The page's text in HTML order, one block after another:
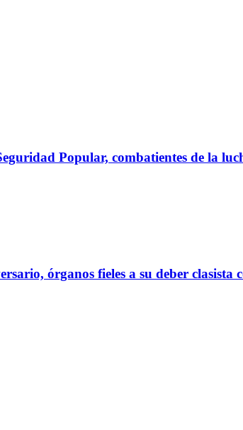
Popular, combatientes de la
órganos fieles a su deber clasista